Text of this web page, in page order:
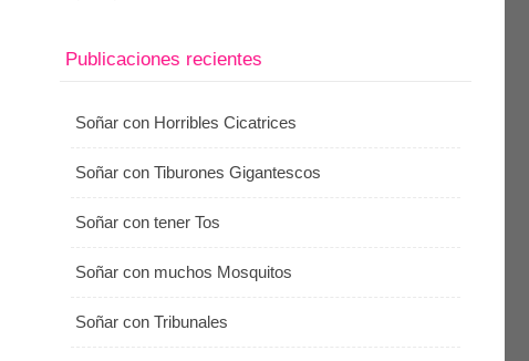
Publicaciones recientes
Soñar con Horribles Cicatrices
Soñar con Tiburones Gigantescos
Soñar con tener Tos
Soñar con muchos Mosquitos
Soñar con Tribunales